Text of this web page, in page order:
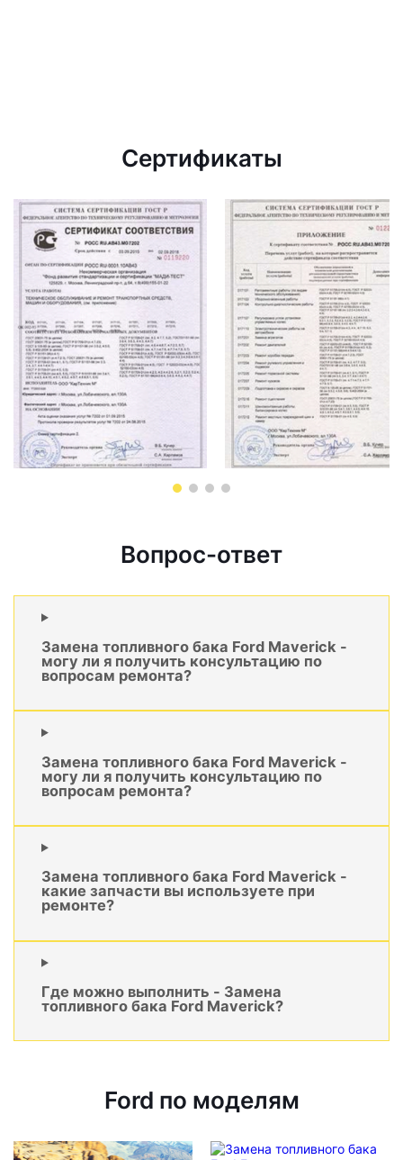
Сертификаты
Вопрос-ответ
Замена топливного бака Ford Maverick -
могу ли я получить консультацию по
вопросам ремонта?
Замена топливного бака Ford Maverick -
могу ли я получить консультацию по
вопросам ремонта?
Замена топливного бака Ford Maverick -
какие запчасти вы используете при
ремонте?
Где можно выполнить - Замена
топливного бака Ford Maverick?
Ford по моделям